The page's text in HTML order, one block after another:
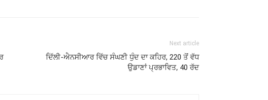
Next article
ਦਿੱਲੀ-ਐਨਸੀਆਰ ਵਿੱਚ ਸੰਘਣੀ ਧੁੰਦ ਦਾ ਕਹਿਰ, 220 ਤੋਂ ਵੱਧ
ਉਡਾਣਾਂ ਪ੍ਰਭਾਵਿਤ, 40 ਰੱਦ